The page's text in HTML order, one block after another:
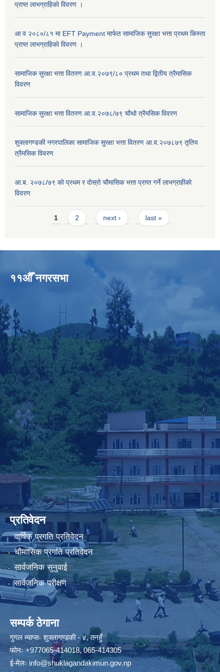
प्राप्त लाभग्राहिकाे विवरण ।
आ व २०८०/८१ मा EFT Payment मार्फत सामाजिक सुरक्षा भत्ता प्रथम किस्ता
प्राप्त लाभग्राहिकाे विवरण ।
सामाजिक सुरक्षा भत्ता वितरण आ.व.२०७९/८० प्रथम तथा द्वितीय त्रैमासिक
विवरण
सामाजिक सुरक्षा भत्ता वितरण आ.व.२०७८/७९ चौथो त्रैमसिक विवरण
शुक्लागण्डकी नगरपालिका सामाजिक सुरक्षा भत्ता वितरण आ.व.२०७८७९ तृतिय
त्रैमसिक विवरण
आ.ब. २०७८/७९ को प्रथम र दोस्रो चौमासिक भत्ता प्राप्त गर्ने लाभग्राहीको
विवरण
Pages1 2 next › last »
११औँ नगरसभा
प्रतिवेदन
वार्षिक प्रगति प्रतिवेदन
चौमासिक प्रगति प्रतिवेदन
सार्वजनिक सुनुवाई
सार्वजनिक परीक्षण
सम्पर्क ठेगाना
गुगल म्याप्सःशुक्लागण्डकी - ४, तनहुँ
फोनः+977065-414018,065-414305
ई-मेलः info@shuklagandakimun.gov.np